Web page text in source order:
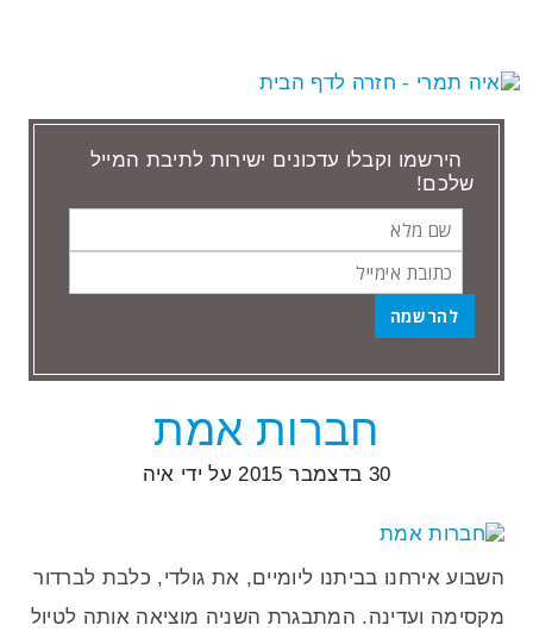
הירשמו וקבלו עדכונים ישירות לתיבת המייל
שלכם!
מלא
הבלוג של איהחברות אמת
30 בדצמבר 2015 על ידי איה
השבוע אירחנו בביתנו ליומיים, את גולדי, כלבת לברדור
מקסימה ועדינה. המתבגרת השניה מוציאה אותה לטיול